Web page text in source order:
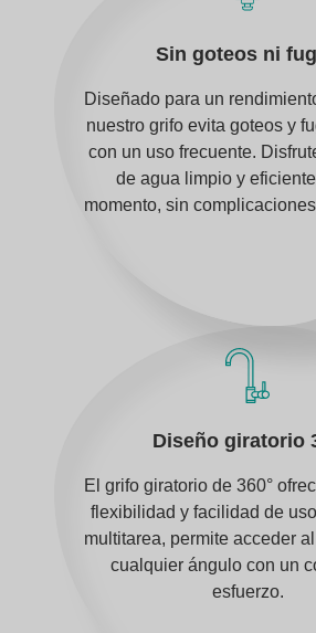
Sin goteos ni
Diseñado para un
nuestro grifo evita goteos y
con un uso frecuente.
de agua limpio y
momento, sin
Diseño giratorio
El grifo giratorio de 360°
flexibilidad y facilidad de
multitarea, permite acceder
cualquier ángulo con un
esfuerzo.